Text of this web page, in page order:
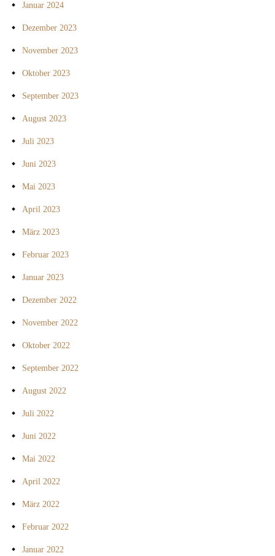
Januar 2024
Dezember 2023
November 2023
Oktober 2023
September 2023
August 2023
Juli 2023
Juni 2023
Mai 2023
April 2023
März 2023
Februar 2023
Januar 2023
Dezember 2022
November 2022
Oktober 2022
September 2022
August 2022
Juli 2022
Juni 2022
Mai 2022
April 2022
März 2022
Februar 2022
Januar 2022